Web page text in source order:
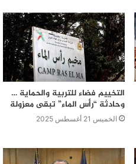
التخييم فضاء للتربية والحماية …
وحادثة “رأس الماء” تبقى معزولة
الخميس 21 أغسطس 2025